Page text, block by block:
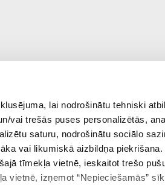
lai nodrošinātu tehniski
vai trešās puses personalizētās,
saturu, nodrošinātu sociālo
vai likumiskā aizbildņa piekrišana.
tīmekļa vietnē, ieskaitot trešo
vietnē, izņemot “Nepieciešamās”